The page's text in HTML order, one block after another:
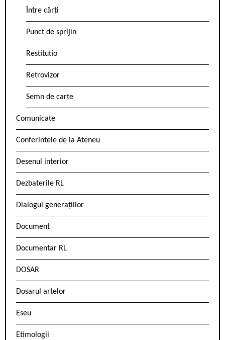
Între cărți
Punct de sprijin
Restitutio
Retrovizor
Semn de carte
Comunicate
Conferintele de la Ateneu
Desenul interior
Dezbaterile RL
Dialogul generațiilor
Document
Documentar RL
DOSAR
Dosarul artelor
Eseu
Etimologii